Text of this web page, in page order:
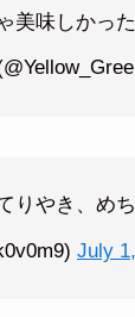
美味しかった
りやき、め
July